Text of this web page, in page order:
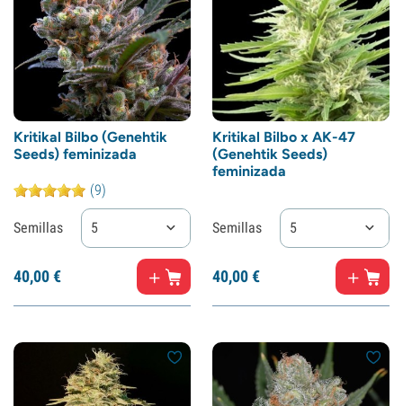
Kritikal Bilbo (Genehtik
Seeds) feminizada
(9)
Semillas 5
40,00€
Kritikal Bilbo x AK-47
(Genehtik Seeds)
feminizada
Semillas 5
40,00€